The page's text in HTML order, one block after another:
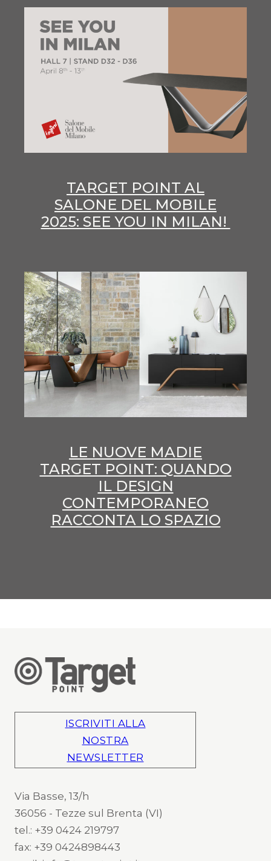
TARGET POINT AL
SALONE DEL MOBILE
2025: SEE YOU IN MILAN!
LE NUOVE MADIE
TARGET POINT: QUANDO
IL DESIGN
CONTEMPORANEO
RACCONTA LO SPAZIO
ISCRIVITI ALLA
NOSTRA
NEWSLETTER
Via Basse, 13/h
36056 - Tezze sul Brenta (VI)
tel.: +39 0424 219797
fax: +39 0424898443